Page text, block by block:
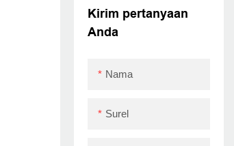
Printer Roll Paper
Bluetooth Stiker
Kirim pertanyaan
Anda
Nama
Surel